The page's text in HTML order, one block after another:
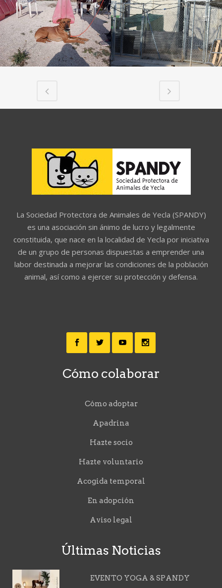
La Sociedad Protectora de Animales de Yecla (SPANDY)
es una asociación sin ánimo de lucro y legalmente
constituida, que nace en la localidad de Yecla por iniciativa
de un grupo de personas dispuestas a emprender una
labor destinada a mejorar las condiciones de la población
animal, así como a ejercer su protección y defensa.
Cómo colaborar
Cómo adoptar
Apadrina
Hazte socio
Hazte voluntario
Acogida temporal
En adopción
Aviso legal
Últimas Noticias
EVENTO YOGA & SPANDY